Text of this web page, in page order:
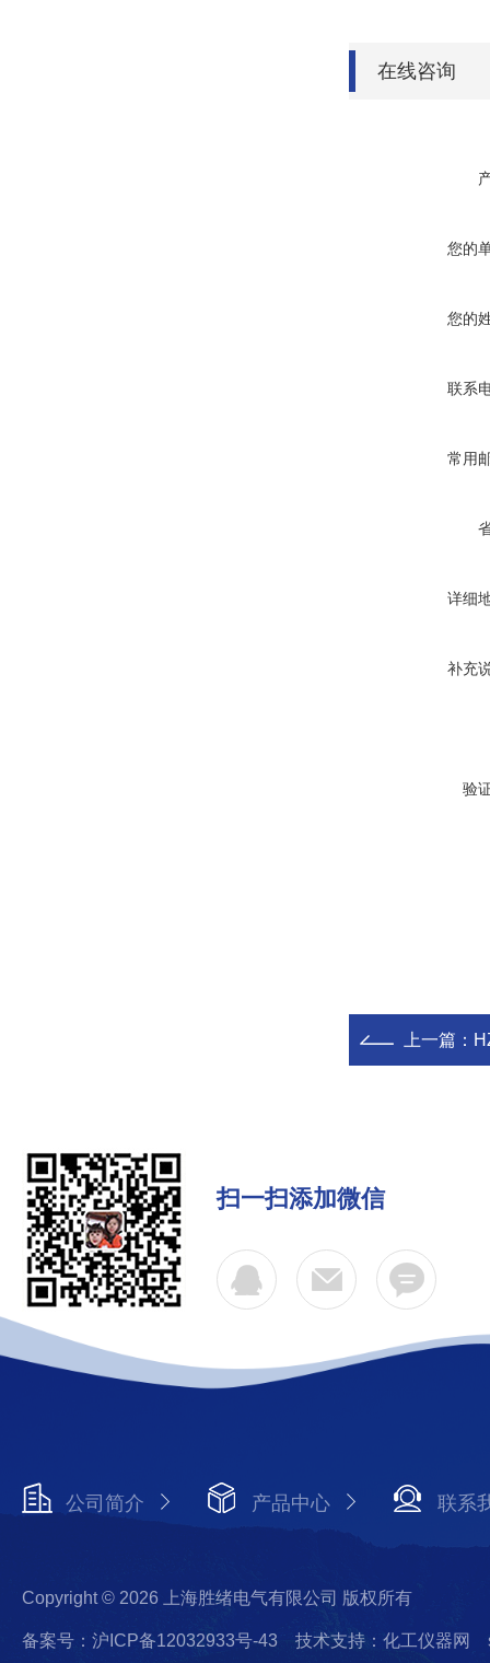
在线咨询
您的
您的
联系
常用
详细
补充
验
上一篇：
扫一扫添加微信
公司简介 产品中心 联系
Copyright © 2026 上海胜绪电气有限公司 版权所有
备案号：沪ICP备12032933号-43 技术支持：化工仪器网